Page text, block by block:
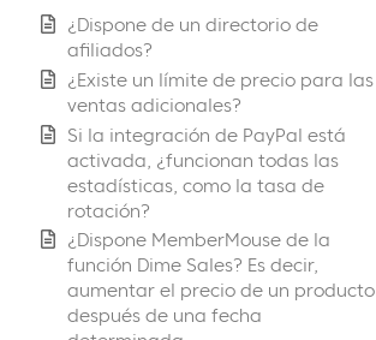
¿Dispone de un directorio de
afiliados?
¿Existe un límite de precio para las
ventas adicionales?
Si la integración de PayPal está
activada, ¿funcionan todas las
estadísticas, como la tasa de
rotación?
¿Dispone MemberMouse de la
función Dime Sales? Es decir,
aumentar el precio de un producto
después de una fecha